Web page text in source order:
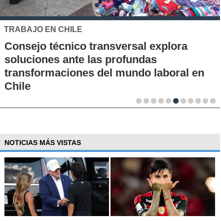
TRABAJO EN CHILE
Consejo técnico transversal explora
soluciones ante las profundas
transformaciones del mundo laboral en
Chile
NOTICIAS MÁS VISTAS